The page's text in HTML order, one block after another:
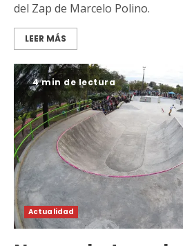
del Zap de Marcelo Polino.
LEER MÁS
4 min de lectura
Actualidad